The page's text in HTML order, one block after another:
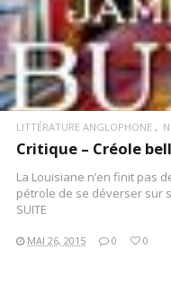
LITTÉRATURE ANGLOPHONE
Critique – Créole
La Louisiane n’en finit pas
pétrole de se déverser sur
SUITE
MAI 26, 2015 0 0